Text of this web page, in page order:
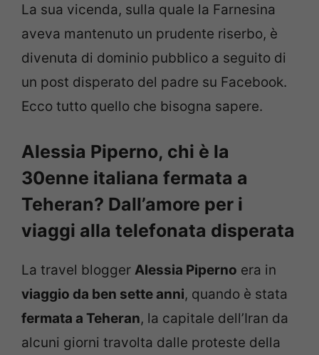
La sua vicenda, sulla quale la Farnesina
aveva mantenuto un prudente riserbo, è
divenuta di dominio pubblico a seguito di
un post disperato del padre su Facebook.
Ecco tutto quello che bisogna sapere.
Alessia Piperno, chi è la
30enne italiana fermata a
Teheran? Dall’amore per i
viaggi alla telefonata disperata
La travel blogger Alessia Piperno era in
viaggio da ben sette anni, quando è stata
fermata a Teheran, la capitale dell’Iran da
alcuni giorni travolta dalle proteste della